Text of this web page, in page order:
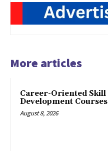
More articles
Career-Oriented Skill
Development Courses
August 8, 2026